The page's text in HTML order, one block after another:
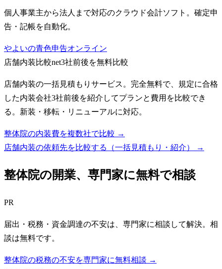
個人事業主から法人まで対応のクラウド会計ソフト。確定申
告・記帳を自動化。
やよいの青色申告オンライン
店舗内装比較net3社前後を無料比較
店舗内装の一括見積もりサービス。完全無料で、規定に合格
した内装会社3社前後を紹介してプランと費用を比較でき
る。新装・移転・リニューアルに対応。
整体院の内装費を複数社で比較 →
店舗内装の依頼先を比較する（一括見積もり・紹介）
→
整体院の開業、専門家に無料で相談
PR
届出・税務・資金調達の不安は、専門家に相談して解決。相
談は無料です。
整体院の税務の不安を専門家に無料相談 →